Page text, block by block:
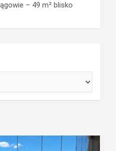
– 49 m² blisko